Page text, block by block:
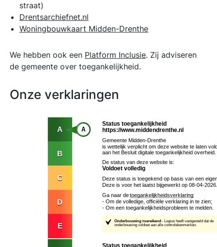
straat)
Drentsarchiefnet.nl
Woningbouwkaart Midden-Drenthe
We hebben ook een Platform Inclusie. Zij adviseren
de gemeente over toegankelijkheid.
Onze verklaringen